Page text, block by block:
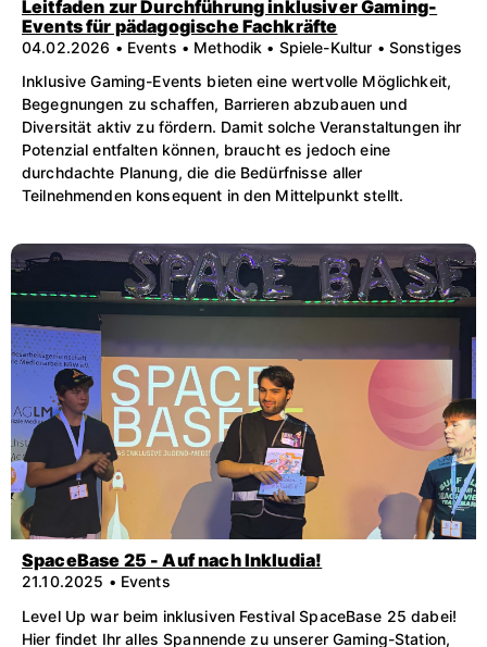
Leitfaden zur Durchführung inklusiver Gaming-
Events für pädagogische Fachkräfte
04.02.2026 • Events • Methodik • Spiele-Kultur • Sonstiges
Inklusive Gaming-Events bieten eine wertvolle Möglichkeit,
Begegnungen zu schaffen, Barrieren abzubauen und
Diversität aktiv zu fördern. Damit solche Veranstaltungen ihr
Potenzial entfalten können, braucht es jedoch eine
durchdachte Planung, die die Bedürfnisse aller
Teilnehmenden konsequent in den Mittelpunkt stellt.
SpaceBase 25 - Auf nach Inkludia!
21.10.2025 • Events
Level Up war beim inklusiven Festival SpaceBase 25 dabei!
Hier findet Ihr alles Spannende zu unserer Gaming-Station,